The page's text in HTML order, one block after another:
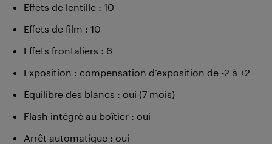
Effets de lentille : 10
Effets de film : 10
Effets frontaliers : 6
Exposition : compensation d’exposition de -2 à +2
Équilibre des blancs : oui (7 mois)
Flash intégré au boîtier : oui
Arrêt automatique : oui